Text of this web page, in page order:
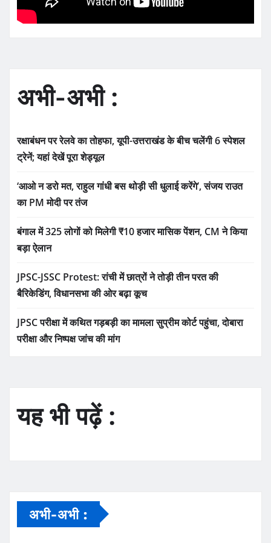
अभी-अभी :
रक्षाबंधन पर रेलवे का तोहफा, यूपी-उत्तराखंड के बीच चलेंगी 6 स्पेशल
ट्रेनें; यहां देखें पूरा शेड्यूल
‘आओ न डरो मत, राहुल गांधी बस थोड़ी सी धुलाई करेंगे’, संजय राउत
का PM मोदी पर तंज
बंगाल में 325 लोगों को मिलेगी ₹10 हजार मासिक पेंशन, CM ने किया
बड़ा ऐलान
JPSC-JSSC Protest: रांची में छात्रों ने तोड़ी तीन परत की
बैरिकेडिंग, विधानसभा की ओर बढ़ा कूच
JPSC परीक्षा में कथित गड़बड़ी का मामला सुप्रीम कोर्ट पहुंचा, दोबारा
परीक्षा और निष्पक्ष जांच की मांग
यह भी पढ़ें :
अभी-अभी :